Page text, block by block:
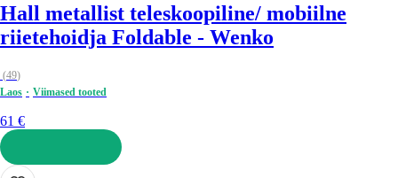
Hall metallist teleskoopiline/ mobiilne
riietehoidja Foldable - Wenko
(49)
Laos
Viimased tooted
61 €
LISA OSTUKORVI